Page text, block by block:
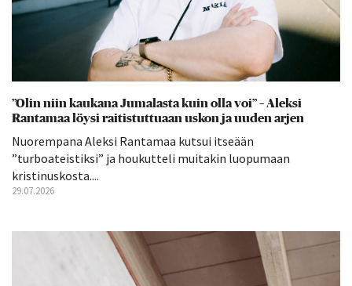
”Olin niin kaukana Jumalasta kuin olla voi” – Aleksi
Rantamaa löysi raitistuttuaan uskon ja uuden arjen
Nuorempana Aleksi Rantamaa kutsui itseään
”turboateistiksi” ja houkutteli muitakin luopumaan
kristinuskosta....
29.07.2026